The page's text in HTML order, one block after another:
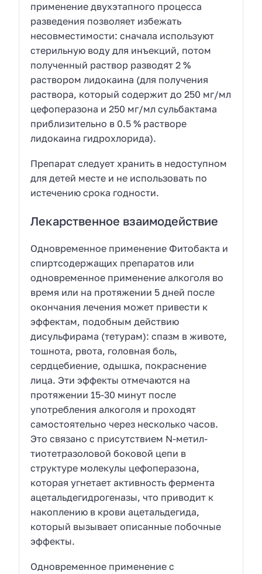
применение двухэтапного процесса
разведения позволяет избежать
несовместимости: сначала используют
стерильную воду для инъекций, потом
полученный раствор разводят 2 %
раствором лидокаина (для получения
раствора, который содержит до 250 мг/мл
цефоперазона и 250 мг/мл сульбактама
приблизительно в 0.5 % растворе
лидокаина гидрохлорида).
Препарат следует хранить в недоступном
для детей месте и не использовать по
истечению срока годности.
Лекарственное взаимодействие
Одновременное применение Фитобакта и
спиртсодержащих препаратов или
одновременное применение алкоголя во
время или на протяжении 5 дней после
окончания лечения может привести к
эффектам, подобным действию
дисульфирама (тетурам): спазм в животе,
тошнота, рвота, головная боль,
сердцебиение, одышка, покраснение
лица. Эти эффекты отмечаются на
протяжении 15-30 минут после
употребления алкоголя и проходят
самостоятельно через несколько часов.
Это связано с присутствием N-метил-
тиотетразоловой боковой цепи в
структуре молекулы цефоперазона,
которая угнетает активность фермента
ацетальдегидрогеназы, что приводит к
накоплению в крови ацетальдегида,
который вызывает описанные побочные
эффекты.
Одновременное применение с